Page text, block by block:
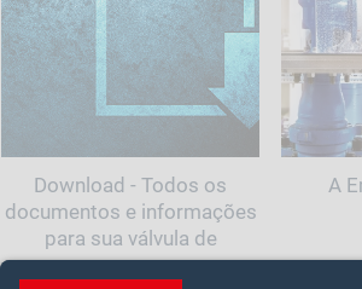
Download - Todos os
documentos e informações
para sua válvula de
segurança
A